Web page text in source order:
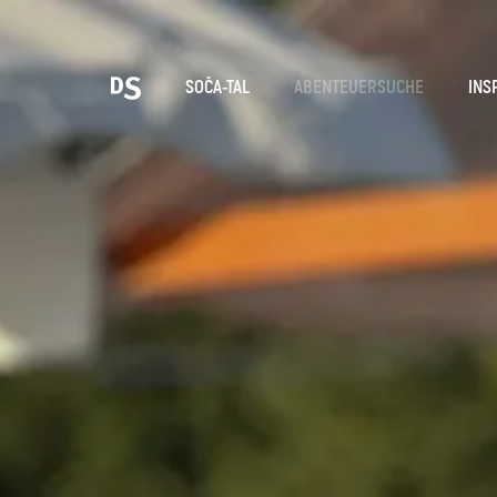
SOČA-TAL ABENTEUERSUCHE